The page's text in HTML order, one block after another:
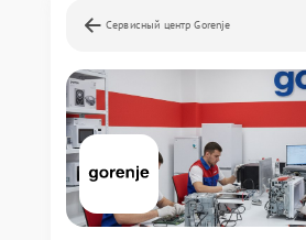
Сервисный центр Gorenje